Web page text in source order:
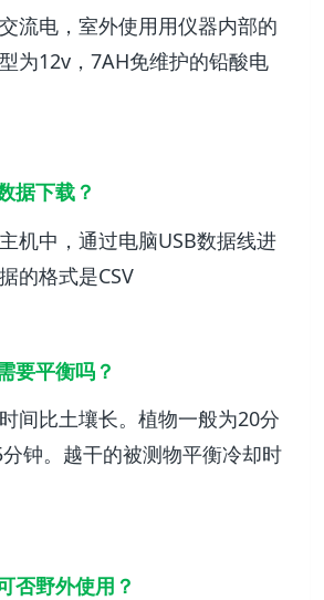
流电，室外使用用仪器内部的
为12v，7AH免维护的铅酸电
据下载？
机中，通过电脑USB数据线进
的格式是CSV
要平衡吗？
间比土壤长。植物一般为20分
钟。越干的被测物平衡冷却时
否野外使用？